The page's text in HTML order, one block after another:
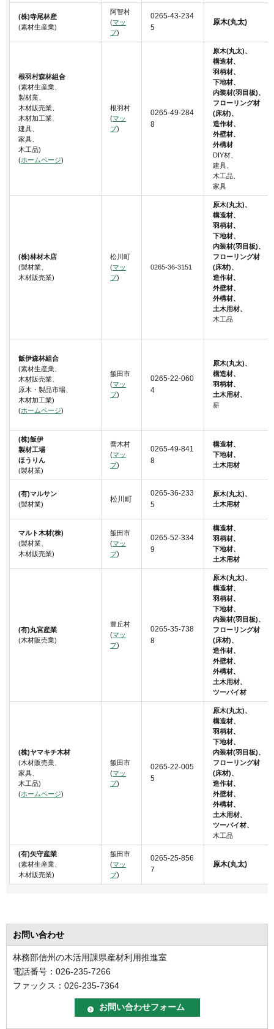
(株)寺尾林産
(素材生産業)
阿智村
(マッ
プ)
0265-43-234
5
原木(丸太)
根羽村森林組合
(素材生産業、
製材業、
木材販売業、
木材加工業、
建具、
家具、
木工品)
(ホームページ)
根羽村
(マッ
プ)
0265-49-284
8
原木(丸太)、
構造材、
羽柄材、
下地材、
内装材(羽目板)、
フローリング材
(床材)、
造作材、
外壁材、
外構材
DIY材、
建具、
木工品、
家具
(株)林材木店
(製材業、
木材販売業)
松川町
(マッ
プ)
0265-36-3151
原木(丸太)、
構造材、
羽柄材、
下地材、
内装材(羽目板)、
フローリング材
(床材)、
造作材、
外壁材、
外構材、
土木用材、
木工品
飯伊森林組合
(素材生産業、
木材販売業、
原木・製品市場、
木材加工業)
(ホームページ)
飯田市
(マッ
プ)
0265-22-060
4
原木(丸太)、
構造材、
羽柄材、
土木用材、
薪
(株)飯伊
製材工場
ほうりん
(製材業)
喬木村
(マッ
プ)
0265-49-841
8
構造材、
下地材、
土木用材
(有)マルサン
(製材業)
松川町
0265-36-233
5
原木(丸太)、
土木用材
マルト木材(株)
(製材業、
木材販売業)
飯田市
(マッ
プ)
0265-52-334
9
構造材、
羽柄材、
下地材、
土木用材
(有)丸宮産業
(木材販売業)
豊丘村
(マッ
プ)
0265-35-738
8
原木(丸太)、
構造材、
羽柄材、
下地材、
内装材(羽目板)、
フローリング材
(床材)、
造作材、
外壁材、
外構材、
土木用材、
ツーバイ材
(株)ヤマキチ木材
(木材販売業、
家具、
木工品)
(ホームページ)
飯田市
(マッ
プ)
0265-22-005
5
原木(丸太)、
構造材、
羽柄材、
下地材、
内装材(羽目板)、
フローリング材
(床材)、
造作材、
外壁材、
外構材、
土木用材、
ツーバイ材、
木工品
(有)矢守産業
(素材生産業、
木材販売業)
飯田市
(マッ
プ)
0265-25-856
7
原木(丸太)
お問い合わせ
林務部信州の木活用課県産材利用推進室
電話番号：026-235-7266
ファックス：026-235-7364